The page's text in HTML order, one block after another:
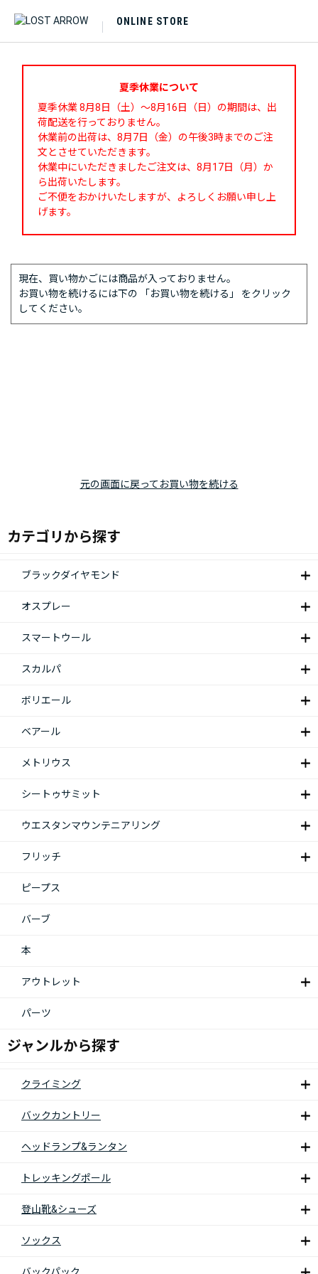
ONLINE STORE
夏季休業について
夏季休業 8月8日（土）～8月16日（日）の期間は、出
荷配送を行っておりません。
休業前の出荷は、8月7日（金）の午後3時までのご注
文とさせていただきます。
休業中にいただきましたご注文は、8月17日（月）か
ら出荷いたします。
ご不便をおかけいたしますが、よろしくお願い申し上
げます。
現在、買い物かごには商品が入っておりません。
お買い物を続けるには下の 「お買い物を続ける」 をクリック
してください。
元の画面に戻ってお買い物を続ける
カテゴリから探す
ブラックダイヤモンド
オスプレー
スマートウール
スカルパ
ボリエール
ベアール
メトリウス
シートゥサミット
ウエスタンマウンテニアリング
フリッチ
ピープス
バーブ
本
アウトレット
パーツ
ジャンルから探す
クライミング
バックカントリー
ヘッドランプ&ランタン
トレッキングポール
登山靴&シューズ
ソックス